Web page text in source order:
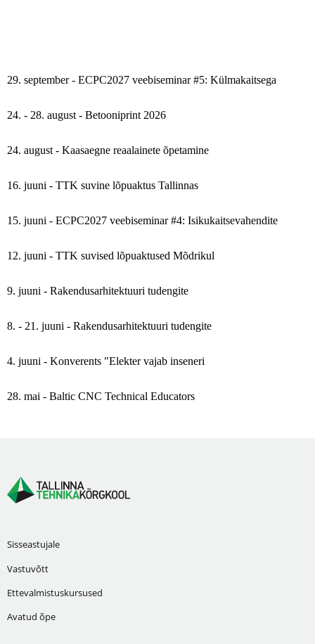
29. september - ECPC2027 veebiseminar #5: Külmakaitsega
24. - 28. august - Betooniprint 2026
24. august - Kaasaegne reaalainete õpetamine
16. juuni - TTK suvine lõpuaktus Tallinnas
15. juuni - ECPC2027 veebiseminar #4: Isikukaitsevahendite
12. juuni - TTK suvised lõpuaktused Mõdrikul
9. juuni - Rakendusarhitektuuri tudengite
8. - 21. juuni - Rakendusarhitektuuri tudengite
4. juuni - Konverents "Elekter vajab inseneri
28. mai - Baltic CNC Technical Educators
Sisseastujale
Vastuvõtt
Ettevalmistuskursused
Avatud õpe